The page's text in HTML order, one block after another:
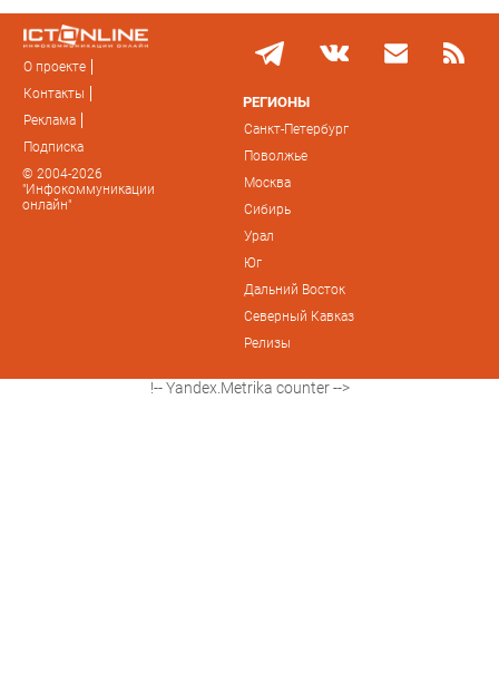
О проекте
Контакты
Реклама
Подписка
© 2004-2026
"Инфокоммуникации
онлайн"
РЕГИОНЫ
Санкт-Петербург
Поволжье
Москва
Сибирь
Урал
Юг
Дальний Восток
Северный Кавказ
Релизы
!-- Yandex.Metrika counter -->